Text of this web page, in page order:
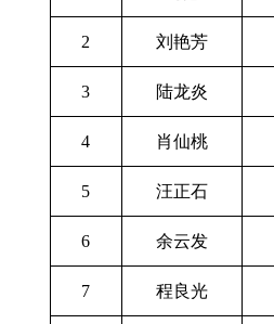
2 刘艳芳
3 陆龙炎
4 肖仙桃
5 汪正石
6 余云发
7 程良光